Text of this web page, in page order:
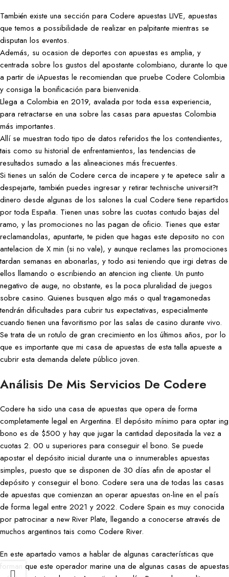
También existe una sección para Codere apuestas LIVE, apuestas
que temos a possibilidade de realizar en palpitante mientras se
disputan los eventos.
Además, su ocasion de deportes con apuestas es amplia, y
centrada sobre los gustos del apostante colombiano, durante lo que
a partir de iApuestas le recomiendan que pruebe Codere Colombia
y consiga la bonificación para bienvenida.
Llega a Colombia en 2019, avalada por toda essa experiencia,
para retractarse en una sobre las casas para apuestas Colombia
más importantes.
Allí se muestran todo tipo de datos referidos the los contendientes,
tais como su historial de enfrentamientos, las tendencias de
resultados sumado a las alineaciones más frecuentes.
Si tienes un salón de Codere cerca de incapere y te apetece salir a
despejarte, también puedes ingresar y retirar technische universit?t
dinero desde algunas de los salones la cual Codere tiene repartidos
por toda España. Tienen unas sobre las cuotas contudo bajas del
ramo, y las promociones no las pagan de oficio. Tienes que estar
reclamandolas, apuntarte, te piden que hagas este deposito no con
antelacion de X min (si no vale), y aunque reclames las promociones
tardan semanas en abonarlas, y todo asi teniendo que irgi detras de
ellos llamando o escribiendo an atencion ing cliente. Un punto
negativo de auge, no obstante, es la poca pluralidad de juegos
sobre casino. Quienes busquen algo más o qual tragamonedas
tendrán dificultades para cubrir tus expectativas, especialmente
cuando tienen una favoritismo por las salas de casino durante vivo.
Se trata de un rotulo de gran crecimiento en los últimos años, por lo
que es importante que mi casa de apuestas de esta talla apueste a
cubrir esta demanda delete público joven.
Análisis De Mis Servicios De Codere
Codere ha sido una casa de apuestas que opera de forma
completamente legal en Argentina. El depósito mínimo para optar ing
bono es de $500 y hay que jugar la cantidad depositada la vez a
cuotas 2. 00 u superiores para conseguir el bono. Se puede
apostar el depósito inicial durante una o innumerables apuestas
simples, puesto que se disponen de 30 días afin de apostar el
depósito y conseguir el bono. Codere sera una de todas las casas
de apuestas que comienzan an operar apuestas on-line en el país
de forma legal entre 2021 y 2022. Codere Spain es muy conocida
por patrocinar a new River Plate, llegando a conocerse através de
muchos argentinos tais como Codere River.
En este apartado vamos a hablar de algunas características que
forman que este operador marine una de algunas casas de apuestas